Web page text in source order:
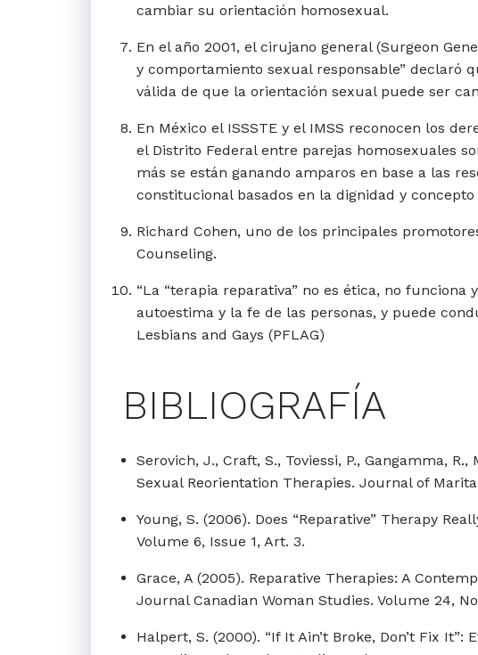
cambiar su orientación homosexual.
En el año 2001, el cirujano general (Surgeon
y comportamiento sexual responsable” declaró
válida de que la orientación sexual puede ser
En México el ISSSTE y el IMSS reconocen los
el Distrito Federal entre parejas homosexuales
más se están ganando amparos en base a las
constitucional basados en la dignidad y
Richard Cohen, uno de los principales
Counseling.
“La “terapia reparativa” no es ética, no
autoestima y la fe de las personas, y puede
Lesbians and Gays (PFLAG)
BIBLIOGRAFÍA
Serovich, J., Craft, S., Toviessi, P., Gangamma,
Sexual Reorientation Therapies. Journal of
Young, S. (2006). Does “Reparative” Therapy
Volume 6, Issue 1, Art. 3.
Grace, A (2005). Reparative Therapies: A
Journal Canadian Woman Studies. Volume 24,
Halpert, S. (2000). “If It Ain’t Broke, Don’t Fix